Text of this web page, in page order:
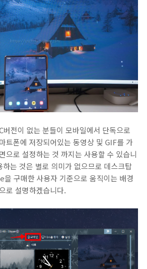
버전이 없는 분들이 모바일에서 단독으로
트폰에 저장되어있는 동영상 및 GIF를 가
으로 설정하는 것 까지는 사용할 수 있습니
는 것은 별로 의미가 없으므로 데스크탑
구매한 사용자 기준으로 움직이는 배경
로 설명하겠습니다.